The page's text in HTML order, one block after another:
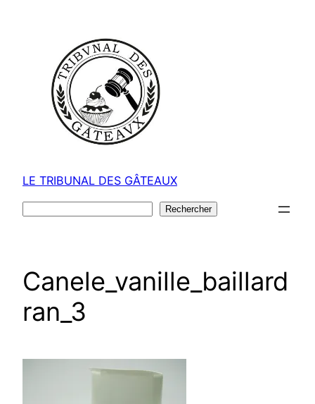
LE TRIBUNAL DES GÂTEAUX
Rechercher
Canele_vanille_baillard
ran_3